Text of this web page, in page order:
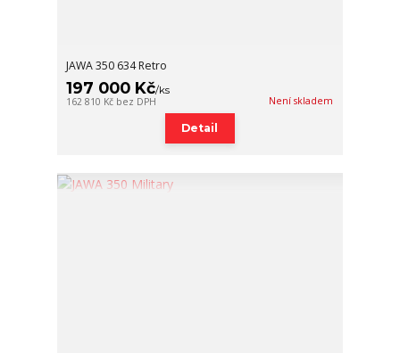
JAWA 350 634 Retro
197 000 Kč/ks
162 810 Kč bez DPH Není skladem
Detail